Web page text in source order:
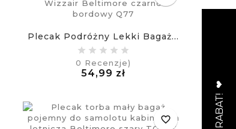
Plecak Podróżny Lekki Bagaż...
0 Recenzje)
54,99 zł
favorite_border